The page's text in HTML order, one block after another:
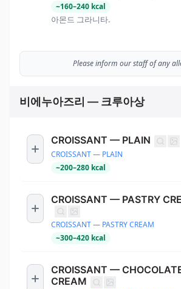
~160–240 kcal
아몬드 그라니타.
Please inform our staff of any
비에누아즈리 — 크루아상
CROISSANT — PLAIN
CROISSANT — PLAIN
~200–280 kcal
CROISSANT — PASTRY
CROISSANT — PASTRY CREAM
~300–420 kcal
CROISSANT —
CREAM